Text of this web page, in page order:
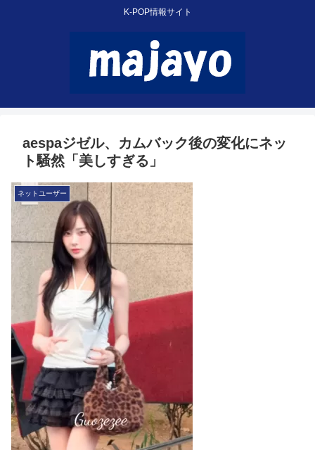
K-POP情報サイト
aespaジゼル、カムバック後の変化にネッ
ト騒然「美しすぎる」
ネットユーザー